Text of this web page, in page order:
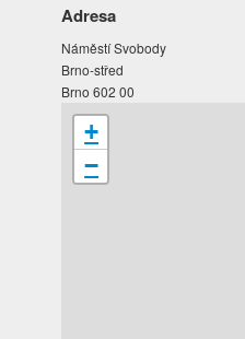
Adresa
Náměstí Svobody
Brno-střed
Brno 602 00
+
−